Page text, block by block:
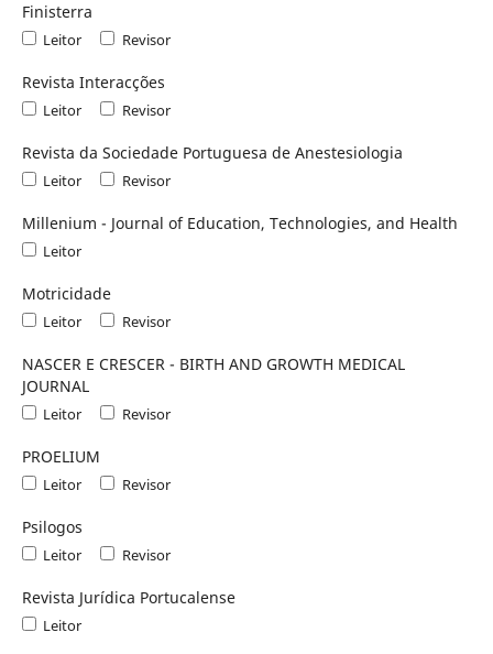
Finisterra
Leitor Revisor
Revista Interacções
Leitor Revisor
Revista da Sociedade Portuguesa de Anestesiologia
Leitor Revisor
Millenium - Journal of Education, Technologies, and Health
Leitor
Motricidade
Leitor Revisor
NASCER E CRESCER - BIRTH AND GROWTH MEDICAL
JOURNAL
Leitor Revisor
PROELIUM
Leitor Revisor
Psilogos
Leitor Revisor
Revista Jurídica Portucalense
Leitor